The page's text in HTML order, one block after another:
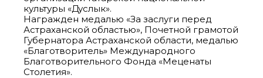
культуры «Дуслык».
Награжден медалью «За заслуги перед
Астраханской областью», Почетной грамотой
Губернатора Астраханской области, медалью
«Благотворитель» Международного
Благотворительного Фонда «Меценаты
Столетия».